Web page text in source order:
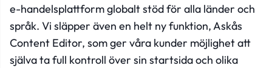
e-handelsplattform globalt stöd för alla länder och
språk. Vi släpper även en helt ny funktion, Askås
Content Editor, som ger våra kunder möjlighet att
själva ta full kontroll över sin startsida och olika